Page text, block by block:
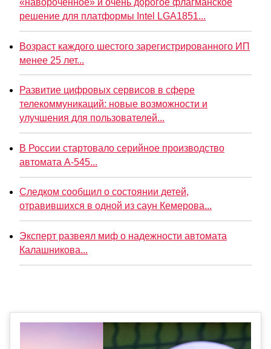
«навороченное» и очень дорогое флагманское
решение для платформы Intel LGA1851...
Возраст каждого шестого зарегистрированного ИП
менее 25 лет...
Развитие цифровых сервисов в сфере
телекоммуникаций: новые возможности и
улучшения для пользователей...
В России стартовало серийное производство
автомата А-545...
Следком сообщил о состоянии детей,
отравившихся в одной из саун Кемерова...
Эксперт развеял миф о надежности автомата
Калашникова...